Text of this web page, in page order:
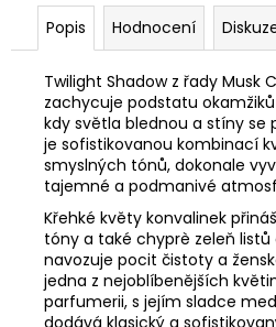
Popis Hodnocení
Twilight Shadow z řady Musk
zachycuje podstatu
kdy světla blednou a stíny se
je sofistikovanou kombinací
smyslných tónů, dokonale
tajemné a podmanivé
Křehké květy konvalinek
tóny a také chyprè zeleň listů
navozuje pocit čistoty a
jedna z nejoblíbenějších
parfumerii, s jejím sladce
dodává klasický a